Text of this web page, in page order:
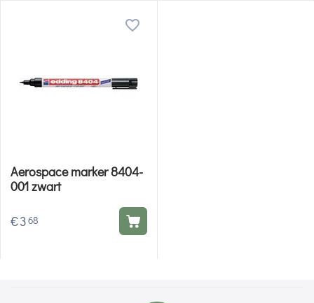
Aerospace marker 8404-
001 zwart
€368